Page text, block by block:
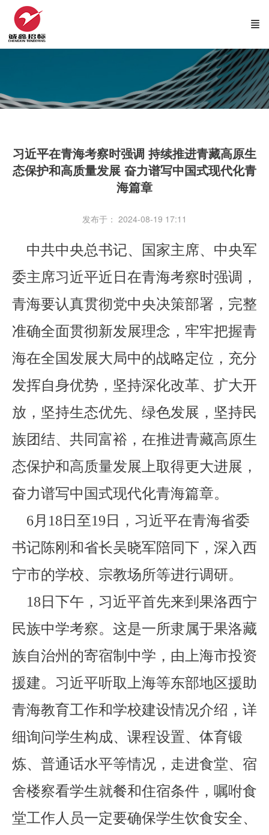
习近平在青海考察时强调 持续推进青藏高原生
态保护和高质量发展 奋力谱写中国式现代化青
海篇章
发布于： 2024-08-19 17:11
中共中央总书记、国家主席、中央军
委主席习近平近日在青海考察时强调，
青海要认真贯彻党中央决策部署，完整
准确全面贯彻新发展理念，牢牢把握青
海在全国发展大局中的战略定位，充分
发挥自身优势，坚持深化改革、扩大开
放，坚持生态优先、绿色发展，坚持民
族团结、共同富裕，在推进青藏高原生
态保护和高质量发展上取得更大进展，
奋力谱写中国式现代化青海篇章。
6月18日至19日，习近平在青海省委
书记陈刚和省长吴晓军陪同下，深入西
宁市的学校、宗教场所等进行调研。
18日下午，习近平首先来到果洛西宁
民族中学考察。这是一所隶属于果洛藏
族自治州的寄宿制中学，由上海市投资
援建。习近平听取上海等东部地区援助
青海教育工作和学校建设情况介绍，详
细询问学生构成、课程设置、体育锻
炼、普通话水平等情况，走进食堂、宿
舍楼察看学生就餐和住宿条件，嘱咐食
堂工作人员一定要确保学生饮食安全、